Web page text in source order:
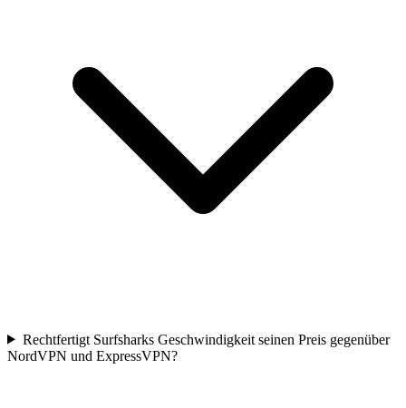
Rechtfertigt Surfsharks Geschwindigkeit seinen Preis gegenüber
NordVPN und ExpressVPN?